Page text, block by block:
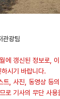
관광팀
갱신된 정보로, 이
시기 바랍니다.
, 사진, 동영상 등
로 기사의 무단 사용